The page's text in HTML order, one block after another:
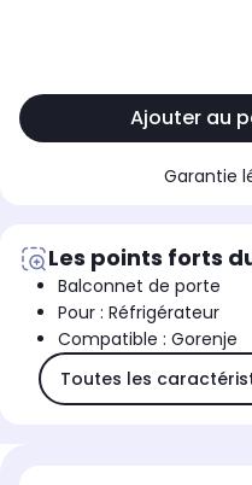
Ajouter au
Garantie
Les points forts
Balconnet de porte
Pour : Réfrigérateur
Compatible : Gorenje
Toutes les